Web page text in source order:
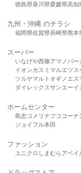
徳島県香川県愛媛県高知
九州・沖縄 のチラシ
福岡県佐賀県長崎県熊本
スーパー
いなげや西條アマノパー
イオンカスミ マルエツス
ツルヤマルト オギノ エス
ダイレックスサンエーイ
ホームセンター
島忠 コメリ ナフコ コーナ
ジョイフル本田
ファッション
ユニクロ しまむら アベイ